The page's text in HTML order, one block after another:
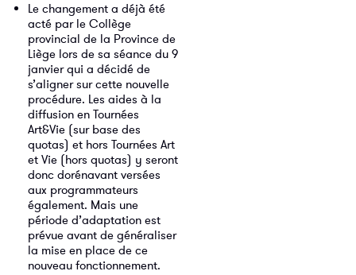
Le changement a déjà été
acté par le Collège
provincial de la Province de
Liège lors de sa séance du 9
janvier qui a décidé de
s’aligner sur cette nouvelle
procédure. Les aides à la
diffusion en Tournées
Art&Vie (sur base des
quotas) et hors Tournées Art
et Vie (hors quotas) y seront
donc dorénavant versées
aux programmateurs
également. Mais une
période d’adaptation est
prévue avant de généraliser
la mise en place de ce
nouveau fonctionnement.